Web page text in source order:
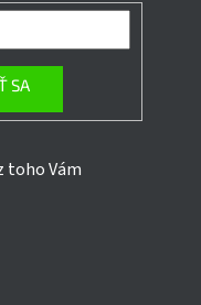
SA
toho Vám